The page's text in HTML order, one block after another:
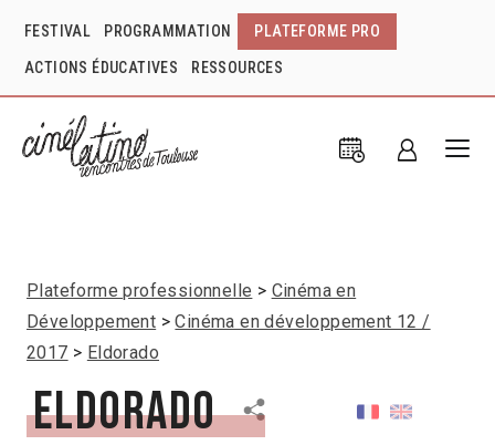
FESTIVAL PROGRAMMATION PLATEFORME PRO
ACTIONS ÉDUCATIVES RESSOURCES
Plateforme professionnelle
Cinéma en
Développement
Cinéma en développement 12 /
2017
Eldorado
Eldorado